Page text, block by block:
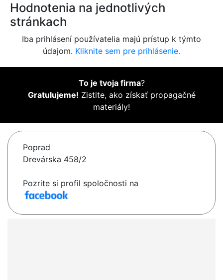
Hodnotenia na jednotlivých
stránkach
Iba prihlásení používatelia majú prístup k týmto
údajom. Kliknite sem pre prihlásenie.
To je tvoja firma?
Gratulujeme! Zistite, ako získať propagačné
materiály!
Poprad
Drevárska 458/2
Pozrite si profil spoločnosti na